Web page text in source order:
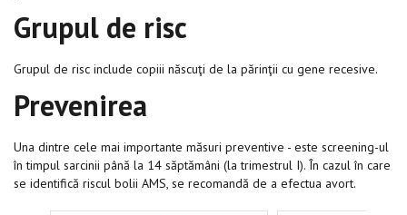
Grupul de risc
Grupul de risc include copiii născuţi de la părinţii cu gene recesive.
Prevenirea
Una dintre cele mai importante măsuri preventive - este screening-ul
în timpul sarcinii până la 14 săptămâni (la trimestrul I). În cazul în care
se identifică riscul bolii AMS, se recomandă de a efectua avort.